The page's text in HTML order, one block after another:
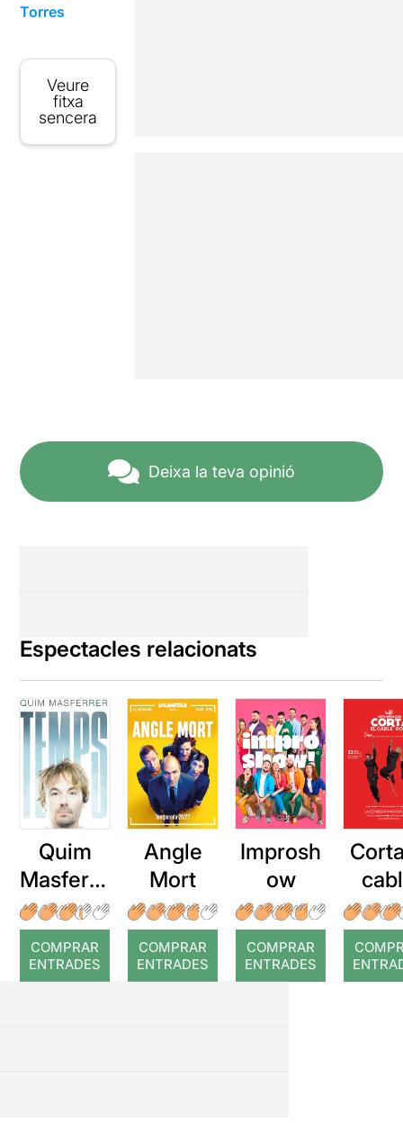
Torres
Veure
fitxa
sencera
Deixa la teva opinió
Espectacles relacionats
Quim
Masferre
r: Temps
COMPRAR
ENTRADES
Angle
Mort
COMPRAR
ENTRADES
Improsh
ow
COMPRAR
ENTRADES